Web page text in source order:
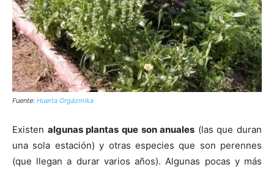
Fuente: Huerta Orgázmika
Existen algunas plantas que son anuales (las que duran
una sola estación) y otras especies que son perennes
(que llegan a durar varios años). Algunas pocas y más